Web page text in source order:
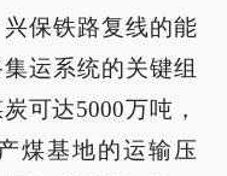
保铁路复线的能
运系统的关键组
可达5000万吨，
煤基地的运输压